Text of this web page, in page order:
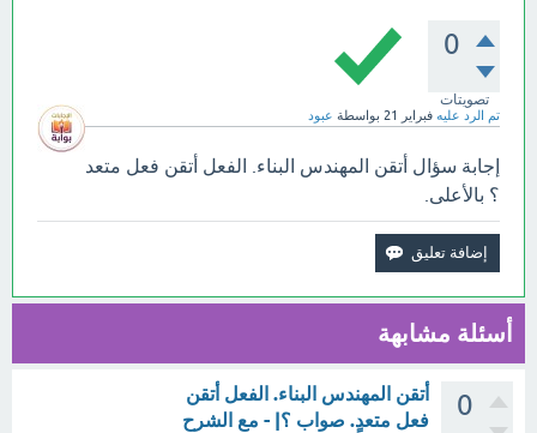
0
تصويتات
تم الرد عليه فبراير 21 بواسطة عبود
إجابة سؤال أتقن المهندس البناء. الفعل أتقن فعل متعد
؟ بالأعلى.
أسئلة مشابهة
0
أتقن المهندس البناء. الفعل أتقن
فعل متعدٍ. صواب ؟| - مع الشرح